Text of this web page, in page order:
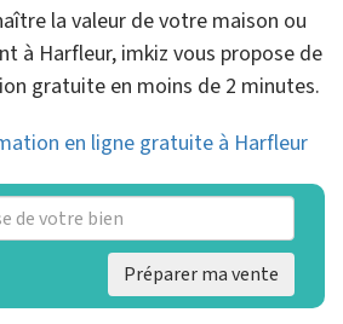
la valeur de votre maison ou
à Harfleur, imkiz vous propose de
gratuite en moins de 2 minutes.
en ligne gratuite à Harfleur
Préparer ma vente